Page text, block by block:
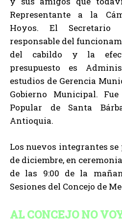
Representante a la
Hoyos. El Secretario
responsable del
del cabildo y la
presupuesto es
estudios de Gerencia
Gobierno Municipal.
Popular de Santa
Antioquia.
Los nuevos integrantes
de diciembre, en
de las 9:00 de la
Sesiones del Concejo de
AL CONCEJO NO